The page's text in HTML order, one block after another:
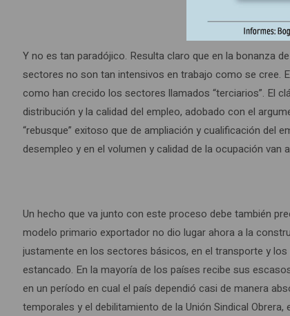
Y no es tan paradójico. Resulta claro que en la bonanza
sectores no son tan intensivos en trabajo como se cree.
como han crecido los sectores llamados “terciarios”. El
distribución y la calidad del empleo, adobado con el
“rebusque” exitoso que de ampliación y cualificación del
desempleo y en el volumen y calidad de la ocupación van
Un hecho que va junto con este proceso debe también
modelo primario exportador no dio lugar ahora a la
justamente en los sectores básicos, en el transporte y
estancado. En la mayoría de los países recibe sus
en un período en cual el país dependió casi de manera
temporales y el debilitamiento de la Unión Sindical Obrera,